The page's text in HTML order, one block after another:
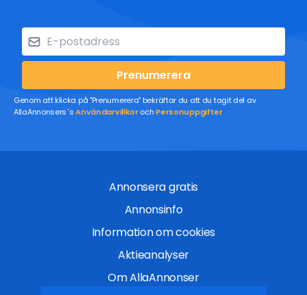
Prenumerera
Genom att klicka på "Prenumerera" bekräftar du att du tagit del av
AllaAnnonsers´sAnvändarvillkoroch Personuppgifter
Annonsera gratis
Annonsinfo
Information om cookies
Aktieanalyser
Om AllaAnnonser